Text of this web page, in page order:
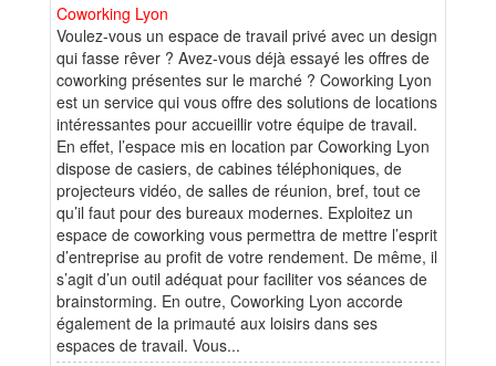
Coworking Lyon
Voulez-vous un espace de travail privé avec un design
qui fasse rêver ? Avez-vous déjà essayé les offres de
coworking présentes sur le marché ? Coworking Lyon
est un service qui vous offre des solutions de locations
intéressantes pour accueillir votre équipe de travail.
En effet, l’espace mis en location par Coworking Lyon
dispose de casiers, de cabines téléphoniques, de
projecteurs vidéo, de salles de réunion, bref, tout ce
qu’il faut pour des bureaux modernes. Exploitez un
espace de coworking vous permettra de mettre l’esprit
d’entreprise au profit de votre rendement. De même, il
s’agit d’un outil adéquat pour faciliter vos séances de
brainstorming. En outre, Coworking Lyon accorde
également de la primauté aux loisirs dans ses
espaces de travail. Vous...